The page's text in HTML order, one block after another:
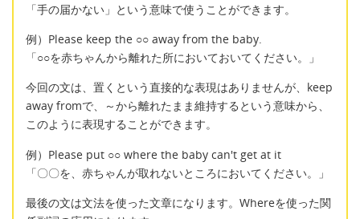
「手の届かない」という意味で使うことができます。
例）Please keep the ○○ away from the baby.
「○○を赤ちゃんから離れた所においておいてください。」
今回の文は、置くという直接的な表現はありませんが、keep
away fromで、～から離れたまま維持するという意味から、
このように表現することができます。
例）Please put ○○ where the baby can't get at it
「〇〇を、赤ちゃんが取れないところにおいてください。」
最後の文は文法を使った文章になります。Whereを使った関